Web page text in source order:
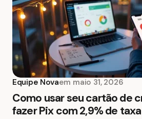
Equipe Novaem maio 31, 2026
Como usar seu cartão de
fazer Pix com 2,9% de taxa